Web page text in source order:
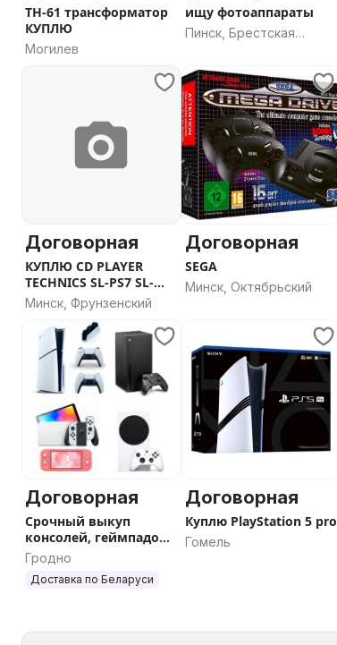
ТН-61 трансформатор
КУПЛЮ
Могилев
ищу фотоаппараты
Пинск, Брестская
Договорная
КУПЛЮ CD PLAYER
TECHNICS SL-PS7 SL-
PS700 SL-PS840
Минск, Фрунзенский
Договорная
SEGA
Минск, Октябрьский
Договорная
Срочный выкуп
консолей, геймпадов
и аксессуаров в
любом состоянии
Гродно
Доставка по Беларуси
Договорная
Куплю PlayStation 5 pro
Гомель